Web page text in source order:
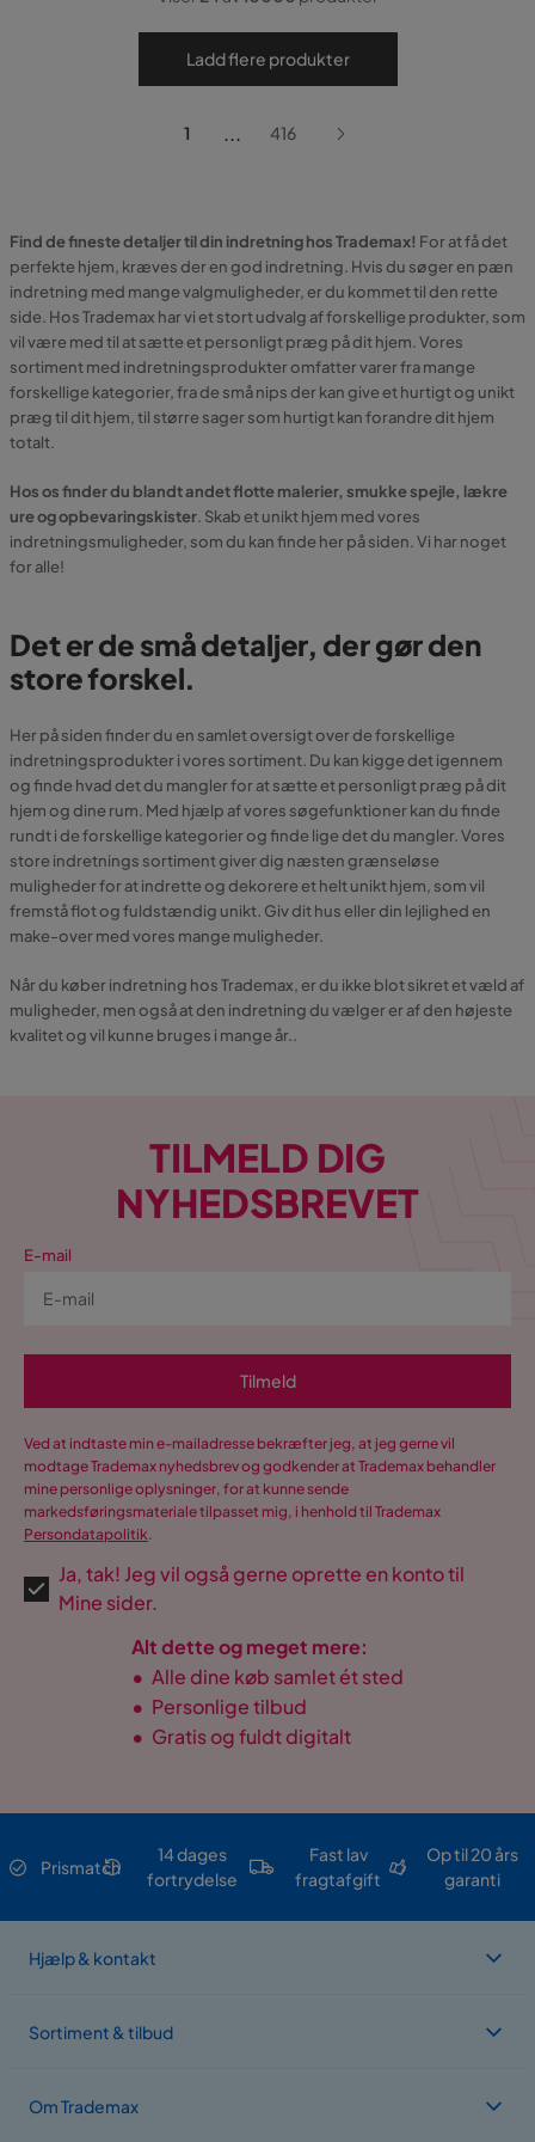
Ladd flere produkter
1 ... 416
Find de fineste detaljer til din indretning hos Trademax! For at få det
perfekte hjem, kræves der en god indretning. Hvis du søger en pæn
indretning med mange valgmuligheder, er du kommet til den rette
side. Hos Trademax har vi et stort udvalg af forskellige produkter, som
vil være med til at sætte et personligt præg på dit hjem. Vores
sortiment med indretningsprodukter omfatter varer fra mange
forskellige kategorier, fra de små nips der kan give et hurtigt og unikt
præg til dit hjem, til større sager som hurtigt kan forandre dit hjem
totalt.
Hos os finder du blandt andet flotte malerier, smukke spejle, lækre
ure og opbevaringskister. Skab et unikt hjem med vores
indretningsmuligheder, som du kan finde her på siden. Vi har noget
for alle!
Det er de små detaljer, der gør den
store forskel.
Her på siden finder du en samlet oversigt over de forskellige
indretningsprodukter i vores sortiment. Du kan kigge det igennem
og finde hvad det du mangler for at sætte et personligt præg på dit
hjem og dine rum. Med hjælp af vores søgefunktioner kan du finde
rundt i de forskellige kategorier og finde lige det du mangler. Vores
store indretnings sortiment giver dig næsten grænseløse
muligheder for at indrette og dekorere et helt unikt hjem, som vil
fremstå flot og fuldstændig unikt. Giv dit hus eller din lejlighed en
make-over med vores mange muligheder.
Når du køber indretning hos Trademax, er du ikke blot sikret et væld af
muligheder, men også at den indretning du vælger er af den højeste
kvalitet og vil kunne bruges i mange år..
TILMELD DIG
NYHEDSBREVET
E-mail
Tilmeld
Ved at indtaste min e-mailadresse bekræfter jeg, at jeg gerne vil
modtage Trademax nyhedsbrev og godkender at Trademax behandler
mine personlige oplysninger, for at kunne sende
markedsføringsmateriale tilpasset mig, i henhold til Trademax
Persondatapolitik.
Ja, tak! Jeg vil også gerne oprette en konto til
Mine sider.
Alt dette og meget mere:
• Alle dine køb samlet ét sted
• Personlige tilbud
• Gratis og fuldt digitalt
Prismatch
14 dages
fortrydelse
Fast lav
fragtafgift
Op til 20 års
garanti
Hjælp & kontakt
Sortiment & tilbud
Om Trademax